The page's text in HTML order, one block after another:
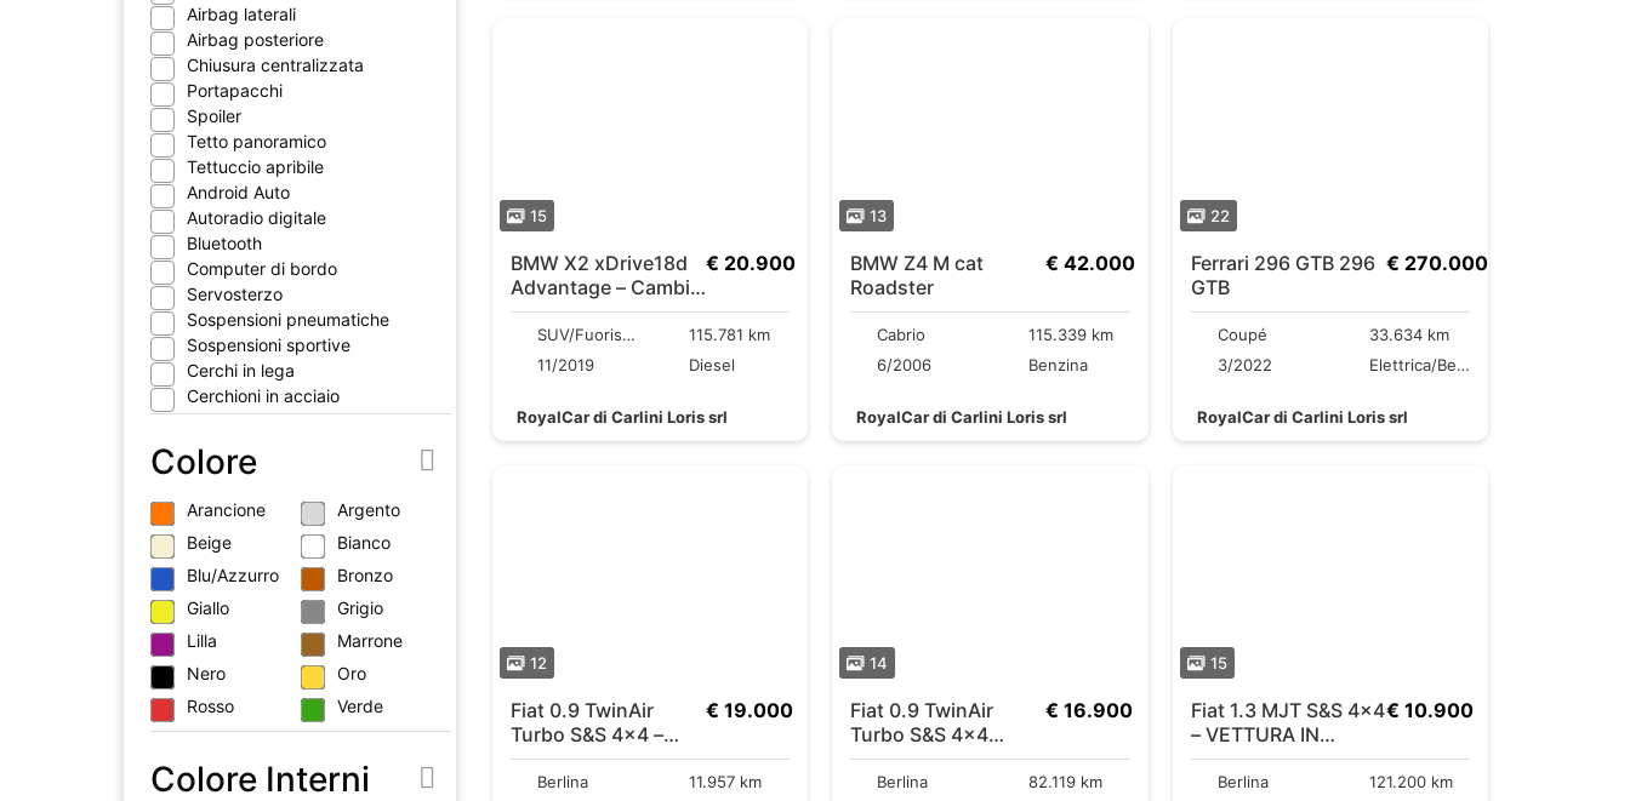
15
BMW X2 xDrive18d
Advantage – Cambio
nuovo
€ 20.900
SUV/Fuoristrada/Pick-up
115.781 km
11/2019
Diesel
RoyalCar di Carlini Loris srl
13
BMW Z4 M cat
Roadster
€ 42.000
Cabrio
115.339 km
6/2006
Benzina
RoyalCar di Carlini Loris srl
22
Ferrari 296 GTB 296
GTB
€ 270.000
Coupé
33.634 km
3/2022
Elettrica/Benzina
RoyalCar di Carlini Loris srl
12
Fiat 0.9 TwinAir
Turbo S&S 4×4 –
11900 KM – 5 posti
€ 19.000
Berlina
11.957 km
14
Fiat 0.9 TwinAir
Turbo S&S 4×4
5posti Gancio Traino
€ 16.900
Berlina
82.119 km
15
Fiat 1.3 MJT S&S 4×4
– VETTURA IN
ARRIVO
€ 10.900
Berlina
121.200 km
Airbag laterali
Airbag posteriore
Chiusura centralizzata
Portapacchi
Spoiler
Tetto panoramico
Tettuccio apribile
Android Auto
Autoradio digitale
Bluetooth
Computer di bordo
Servosterzo
Sospensioni pneumatiche
Sospensioni sportive
Cerchi in lega
Cerchioni in acciaio
Colore
Arancione
Argento
Beige
Bianco
Blu/Azzurro
Bronzo
Giallo
Grigio
Lilla
Marrone
Nero
Oro
Rosso
Verde
Colore Interni